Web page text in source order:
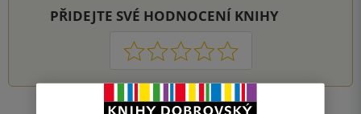
PŘIDEJTE SVÉ HODNOCENÍ KNIHY
1 2 3 4 5